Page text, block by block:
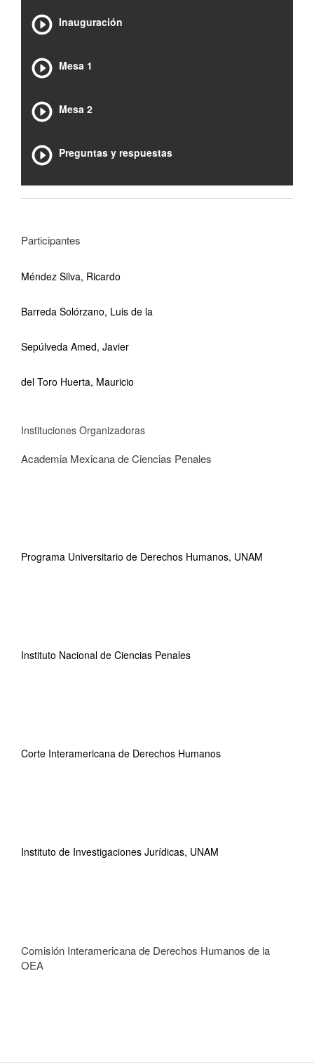
Inauguración
Mesa 1
Mesa 2
Preguntas y respuestas
Participantes
Méndez Silva, Ricardo
Barreda Solórzano, Luis de la
Sepúlveda Amed, Javier
del Toro Huerta, Mauricio
Instituciones Organizadoras
Academia Mexicana de Ciencias Penales
Programa Universitario de Derechos Humanos, UNAM
Instituto Nacional de Ciencias Penales
Corte Interamericana de Derechos Humanos
Instituto de Investigaciones Jurídicas, UNAM
Comisión Interamericana de Derechos Humanos de la
OEA